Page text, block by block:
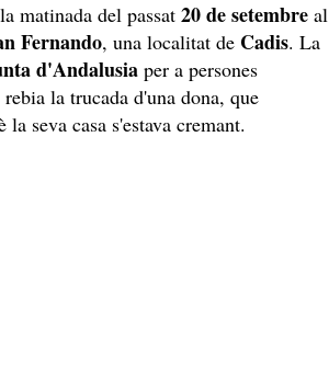
matinada del passat20 de setembre al
Fernando, una localitat de Cadis. La
d'Andalusia per a persones
la trucada d'una dona, que
la seva casa s'estava cremant.